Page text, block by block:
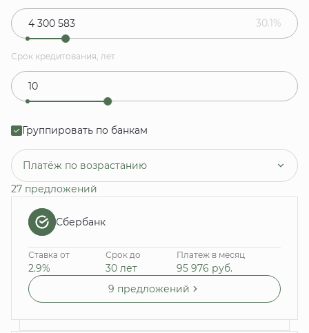
30.1%
Срок кредитования, лет
Группировать по банкам
Платёж по возрастанию
27 предложений
Сбербанк
Ставка от
2.9%
Срок до
30 лет
Платеж в месяц
95 976 руб.
9 предложений